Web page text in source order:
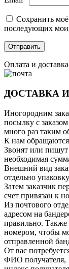
Сохранить моё
последующих
Оплата и доставка
ДОСТАВКА
Иногородним
посылку с
много раз таким
К нам
Звонят или пишут
необходимая
Внешний вид
отдельно
Затем заказчик
счет привязан к
Из почтового
адресом на
правильно. Также
номером, чтобы
отправленной
От вас
ФИО получателя,